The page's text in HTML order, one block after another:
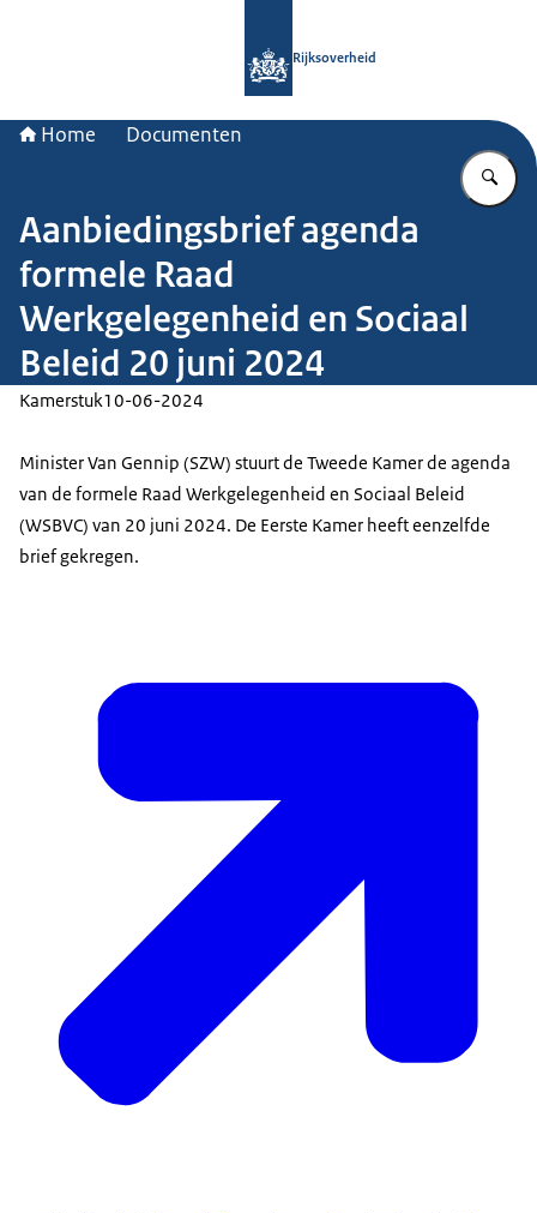
Rijksoverheid
Home Documenten
Aanbiedingsbrief agenda
formele Raad
Werkgelegenheid en Sociaal
Beleid 20 juni 2024
Kamerstuk10-06-2024
Minister Van Gennip (SZW) stuurt de Tweede Kamer de agenda
van de formele Raad Werkgelegenheid en Sociaal Beleid
(WSBVC) van 20 juni 2024. De Eerste Kamer heeft eenzelfde
brief gekregen.